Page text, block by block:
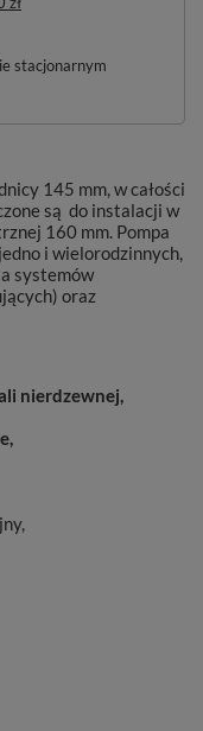
stacjonarnym
145 mm, w całości
są do instalacji w
160 mm. Pompa
i wielorodzinnych,
systemów
oraz
nierdzewnej,